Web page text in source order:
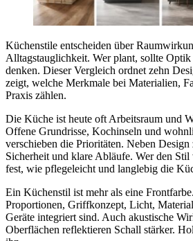
Küchenstile entscheiden über
Alltagstauglichkeit. Wer plant, sollte
denken. Dieser Vergleich ordnet zehn
zeigt, welche Merkmale bei Materialien,
Praxis zählen.
Die Küche ist heute oft Arbeitsraum und
Offene Grundrisse, Kochinseln und
verschieben die Prioritäten. Neben
Sicherheit und klare Abläufe. Wer den
fest, wie pflegeleicht und langlebig die
Ein Küchenstil ist mehr als eine
Proportionen, Griffkonzept, Licht,
Geräte integriert sind. Auch akustische
Oberflächen reflektieren Schall stärker.